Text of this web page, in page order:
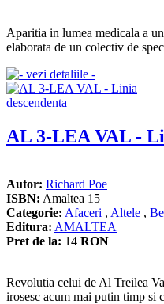
Aparitia in lumea medicala a
elaborata de un colectiv de
AL 3-LEA VAL -
Autor: Richard Poe
ISBN: Amaltea 15
Categorie: Afaceri , Altele ,
Editura: AMALTEA
Pret de la: 14 RON
Revolutia celui de Al Treilea
irosesc acum mai putin timp si